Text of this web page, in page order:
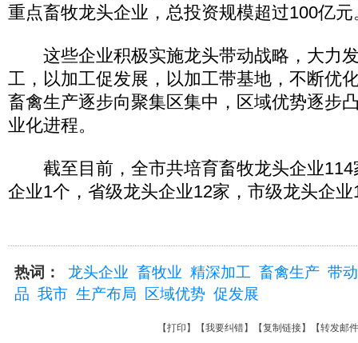
重点畜牧龙头企业，总投资规模超过100亿元
这些企业积极实施龙头带动战略，大力
工，以加工促发展，以加工带基地，不断优
畜禽生产逐步向聚集区集中，区域优势逐步
业化进程。
截至目前，全市共培育畜牧龙头企业114
企业1个，省级龙头企业12家，市级龙头企业
热词： 龙头企业 畜牧业 精深加工 畜禽生产 带
品 我市 生产布局 区域优势 促发展
【打印 】【我要纠错】【复制链接】【转发邮件